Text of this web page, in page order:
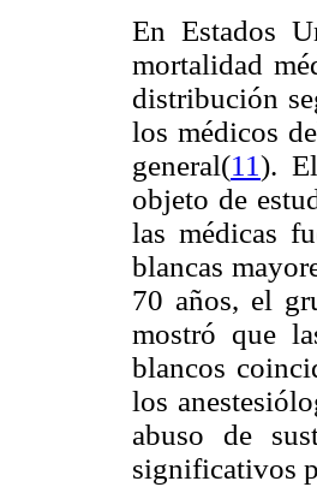
En Estados
mortalidad
distribución
los médicos
general(11).
objeto de
las médicas
blancas
70 años, el
mostró que
blancos
los
abuso de
significativos